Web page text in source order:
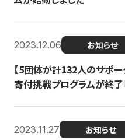
2023.12.06 お知らせ
【5団体が計132人のサポ
寄付挑戦プログラムが終了
2023.11.27 お知らせ